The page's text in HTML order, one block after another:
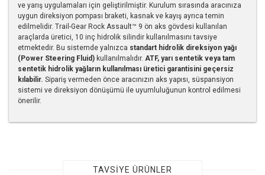
ve yarış uygulamaları için geliştirilmiştir. Kurulum sırasında aracınıza
uygun direksiyon pompası braketi, kasnak ve kayış ayrıca temin
edilmelidir. Trail-Gear Rock Assault™ 9 ön aks gövdesi kullanılan
araçlarda üretici, 10 inç hidrolik silindir kullanılmasını tavsiye
etmektedir. Bu sistemde yalnızca standart hidrolik direksiyon yağı
(Power Steering Fluid) kullanılmalıdır. ATF, yarı sentetik veya tam
sentetik hidrolik yağların kullanılması üretici garantisini geçersiz
kılabilir. Sipariş vermeden önce aracınızın aks yapısı, süspansiyon
sistemi ve direksiyon dönüşümü ile uyumluluğunun kontrol edilmesi
önerilir.
Görüş ve önerileriniz için teşekkür ederiz.
TAVSİYE ÜRÜNLER